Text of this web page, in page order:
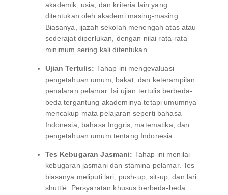
akademik, usia, dan kriteria lain yang
ditentukan oleh akademi masing-masing.
Biasanya, ijazah sekolah menengah atas atau
sederajat diperlukan, dengan nilai rata-rata
minimum sering kali ditentukan.
Ujian Tertulis: Tahap ini mengevaluasi
pengetahuan umum, bakat, dan keterampilan
penalaran pelamar. Isi ujian tertulis berbeda-
beda tergantung akademinya tetapi umumnya
mencakup mata pelajaran seperti bahasa
Indonesia, bahasa Inggris, matematika, dan
pengetahuan umum tentang Indonesia.
Tes Kebugaran Jasmani: Tahap ini menilai
kebugaran jasmani dan stamina pelamar. Tes
biasanya meliputi lari, push-up, sit-up, dan lari
shuttle. Persyaratan khusus berbeda-beda